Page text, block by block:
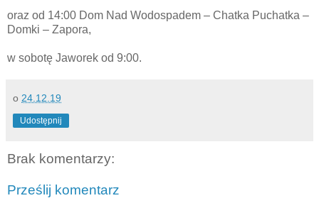
oraz od 14:00 Dom Nad Wodospadem – Chatka Puchatka –
Domki – Zapora,
w sobotę Jaworek od 9:00.
o 24.12.19
Udostępnij
Brak komentarzy:
Prześlij komentarz